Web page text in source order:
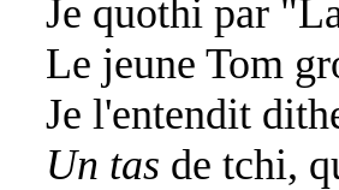
Je quothi par
Le jeune Tom
Je l'entendit
Un tas de tchi,